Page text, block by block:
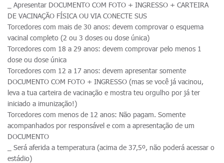
_ Apresentar DOCUMENTO COM FOTO + INGRESSO + CARTEIRA
DE VACINAÇÃO FÍSICA OU VIA CONECTE SUS
Torcedores com mais de 30 anos: devem comprovar o esquema
vacinal completo (2 ou 3 doses ou dose única)
Torcedores com 18 a 29 anos: devem comprovar pelo menos 1
dose ou dose única
Torcedores com 12 a 17 anos: devem apresentar somente
DOCUMENTO COM FOTO + INGRESSO (mas se você já vacinou,
leva a tua carteira de vacinação e mostra teu orgulho por já ter
iniciado a imunização!)
Torcedores com menos de 12 anos: Não pagam. Somente
acompanhados por responsável e com a apresentação de um
DOCUMENTO
_ Será aferida a temperatura (acima de 37,5º, não poderá acessar o
estádio)